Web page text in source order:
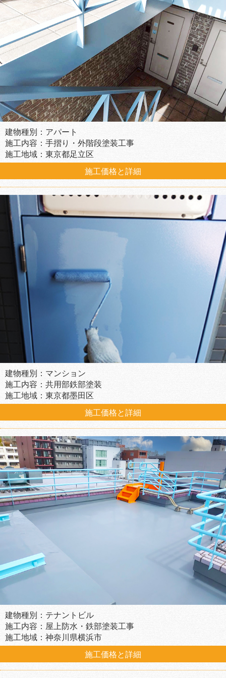
建物種別：アパート
施工内容：手摺り・外階段塗装工事
施工地域：東京都足立区
施工価格と詳細
建物種別：マンション
施工内容：共用部鉄部塗装
施工地域：東京都墨田区
施工価格と詳細
建物種別：テナントビル
施工内容：屋上防水・鉄部塗装工事
施工地域：神奈川県横浜市
施工価格と詳細